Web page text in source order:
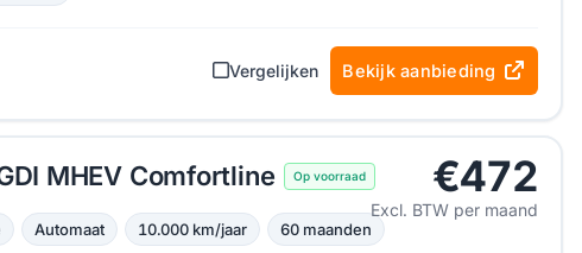
Vergelijken Bekijk aanbieding
MHEV Comfortline Op voorraad €472
Excl. BTW per maand
Automaat 10.000 km/jaar 60 maanden